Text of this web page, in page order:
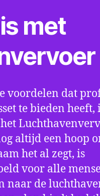
met
voordelen dat
te bieden heeft,
altijd een hoop
het al zegt, is
voor alle
naar de